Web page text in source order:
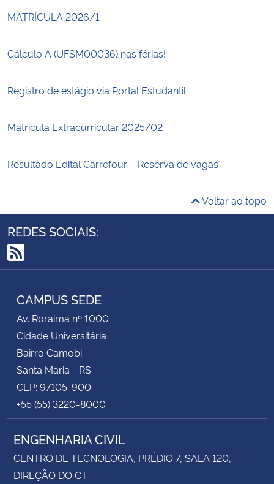
MATRÍCULA 2026/1
Cálculo A (UFSM00036) nas férias!
Registro de estágio via Portal Estudantil
Matricula Extracurricular 2025/02
Resultado Edital Carrefour – Reserva de vagas
Voltar ao topo
REDES SOCIAIS:
RSS
CAMPUS SEDE
Av. Roraima nº 1000
Cidade Universitária
Bairro Camobi
Santa Maria - RS
CEP: 97105-900
+55 (55) 3220-8000
ENGENHARIA CIVIL
CENTRO DE TECNOLOGIA, PRÉDIO 7, SALA 120,
DIREÇÃO DO CT